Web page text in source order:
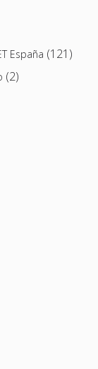
España (121)
(2)